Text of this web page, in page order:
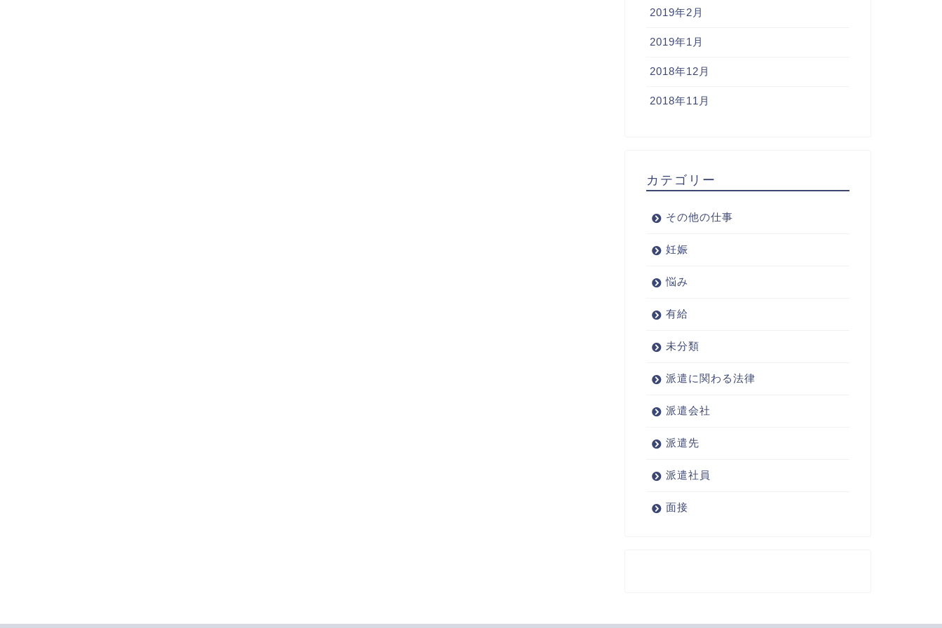
2019年2月
2019年1月
2018年12月
2018年11月
カテゴリー
その他の仕事
妊娠
悩み
有給
未分類
派遣に関わる法律
派遣会社
派遣先
派遣社員
面接